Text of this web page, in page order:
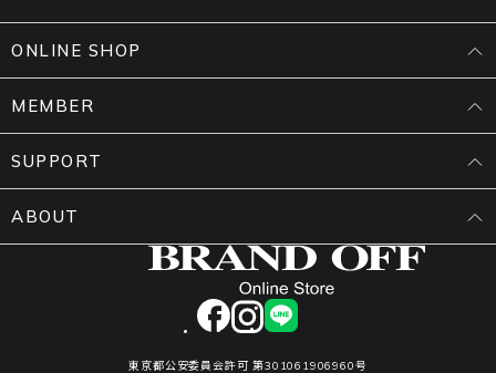
facebookinstagram
LINE
東京都公安委員会許可 第301061906960号
ONLINE SHOP
MEMBER
SUPPORT
ABOUT